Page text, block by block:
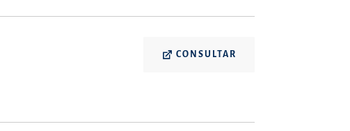
CONSULTAR